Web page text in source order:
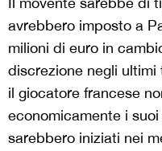
avrebbero imposto a
milioni di euro in
discrezione negli
il giocatore francese
economicamente i
sarebbero iniziati nei